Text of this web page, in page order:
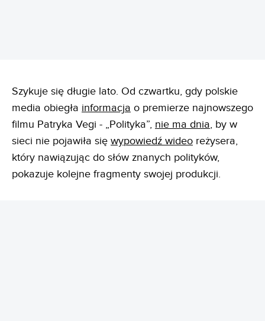
Szykuje się długie lato. Od czwartku, gdy polskie
media obiegła informacja o premierze najnowszego
filmu Patryka Vegi - „Polityka”, nie ma dnia, by w
sieci nie pojawiła się wypowiedź wideo reżysera,
który nawiązując do słów znanych polityków,
pokazuje kolejne fragmenty swojej produkcji.